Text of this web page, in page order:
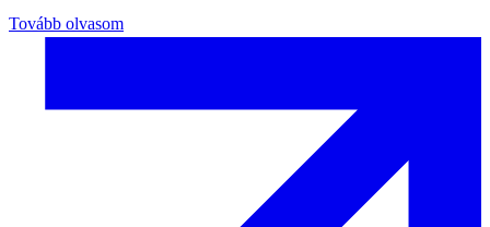
Tovább olvasom